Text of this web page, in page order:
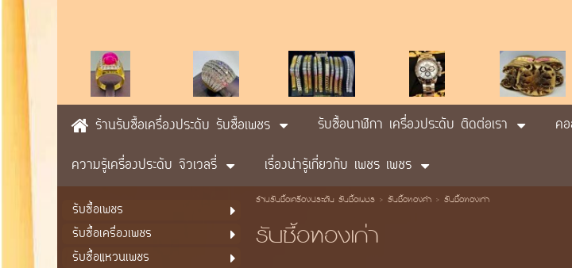
ร้านรับซื้อเครื่องประดับ รับซื้อเพชร รับซื้อนาฬิกา เครื่องประดับ ติดต่อเรา ค
ความรู้เครื่องประดับ จิวเวลรี่
เรื่องน่ารู้เกี่ยวกับ เพชร เพชร
รับซื้อเพชร
รับซื้อเครื่องเพชร
รับซื้อแหวนเพชร
ร้านรับซื้อเครื่องประดับ รับซื้อเพชร> รับซื้อทองคำ> รับซื้อทองเก่า
รับซื้อทองเก่า